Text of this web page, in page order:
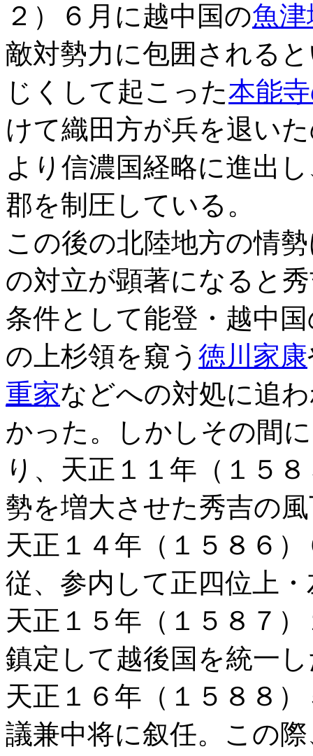
２）６月に越中国の魚
敵対勢力に包囲される
じくして起こった本能
けて織田方が兵を退い
より信濃国経略に進出
郡を制圧している。
この後の北陸地方の情
の対立が顕著になると
条件として能登・越中
の上杉領を窺う 徳川家康
重家などへの対処に追
かった。しかしその間
り、天正１１年（１５
勢を増大させた秀吉の
天正１４年（１５８６
従、参内して正四位上
天正１５年（１５８７
鎮定して越後国を統一
天正１６年（１５８８
議兼中将に叙任。この